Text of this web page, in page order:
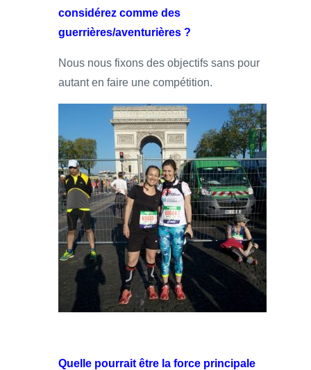
considérez comme des
guerrières/aventurières ?
Nous nous fixons des objectifs sans pour
autant en faire une compétition.
Quelle pourrait être la force principale